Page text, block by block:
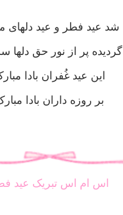
شد عید فطر و عید دلهای
گردیده پر از نور حق دلها
این عید غُفران بادا
بر روزه داران بادا
اس ام اس تبریک عید